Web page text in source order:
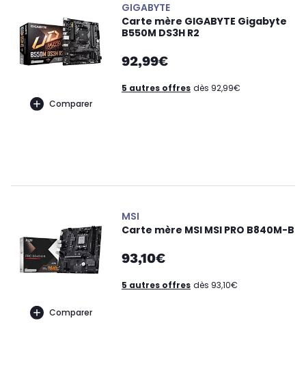
Comparer
GIGABYTE
Carte mère GIGABYTE Gigabyte
B550M DS3H R2
92,99€
5 autres offres dès 92,99€
Comparer
MSI
Carte mère MSI MSI PRO B840M-B
93,10€
5 autres offres dès 93,10€